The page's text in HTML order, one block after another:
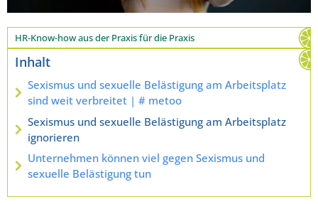
HR-Know-how aus der Praxis für die Praxis
Inhalt
Sexismus und sexuelle Belästigung am Arbeitsplatz
sind weit verbreitet | # metoo
Sexismus und sexuelle Belästigung am Arbeitsplatz
ignorieren
Unternehmen können viel gegen Sexismus und
sexuelle Belästigung tun